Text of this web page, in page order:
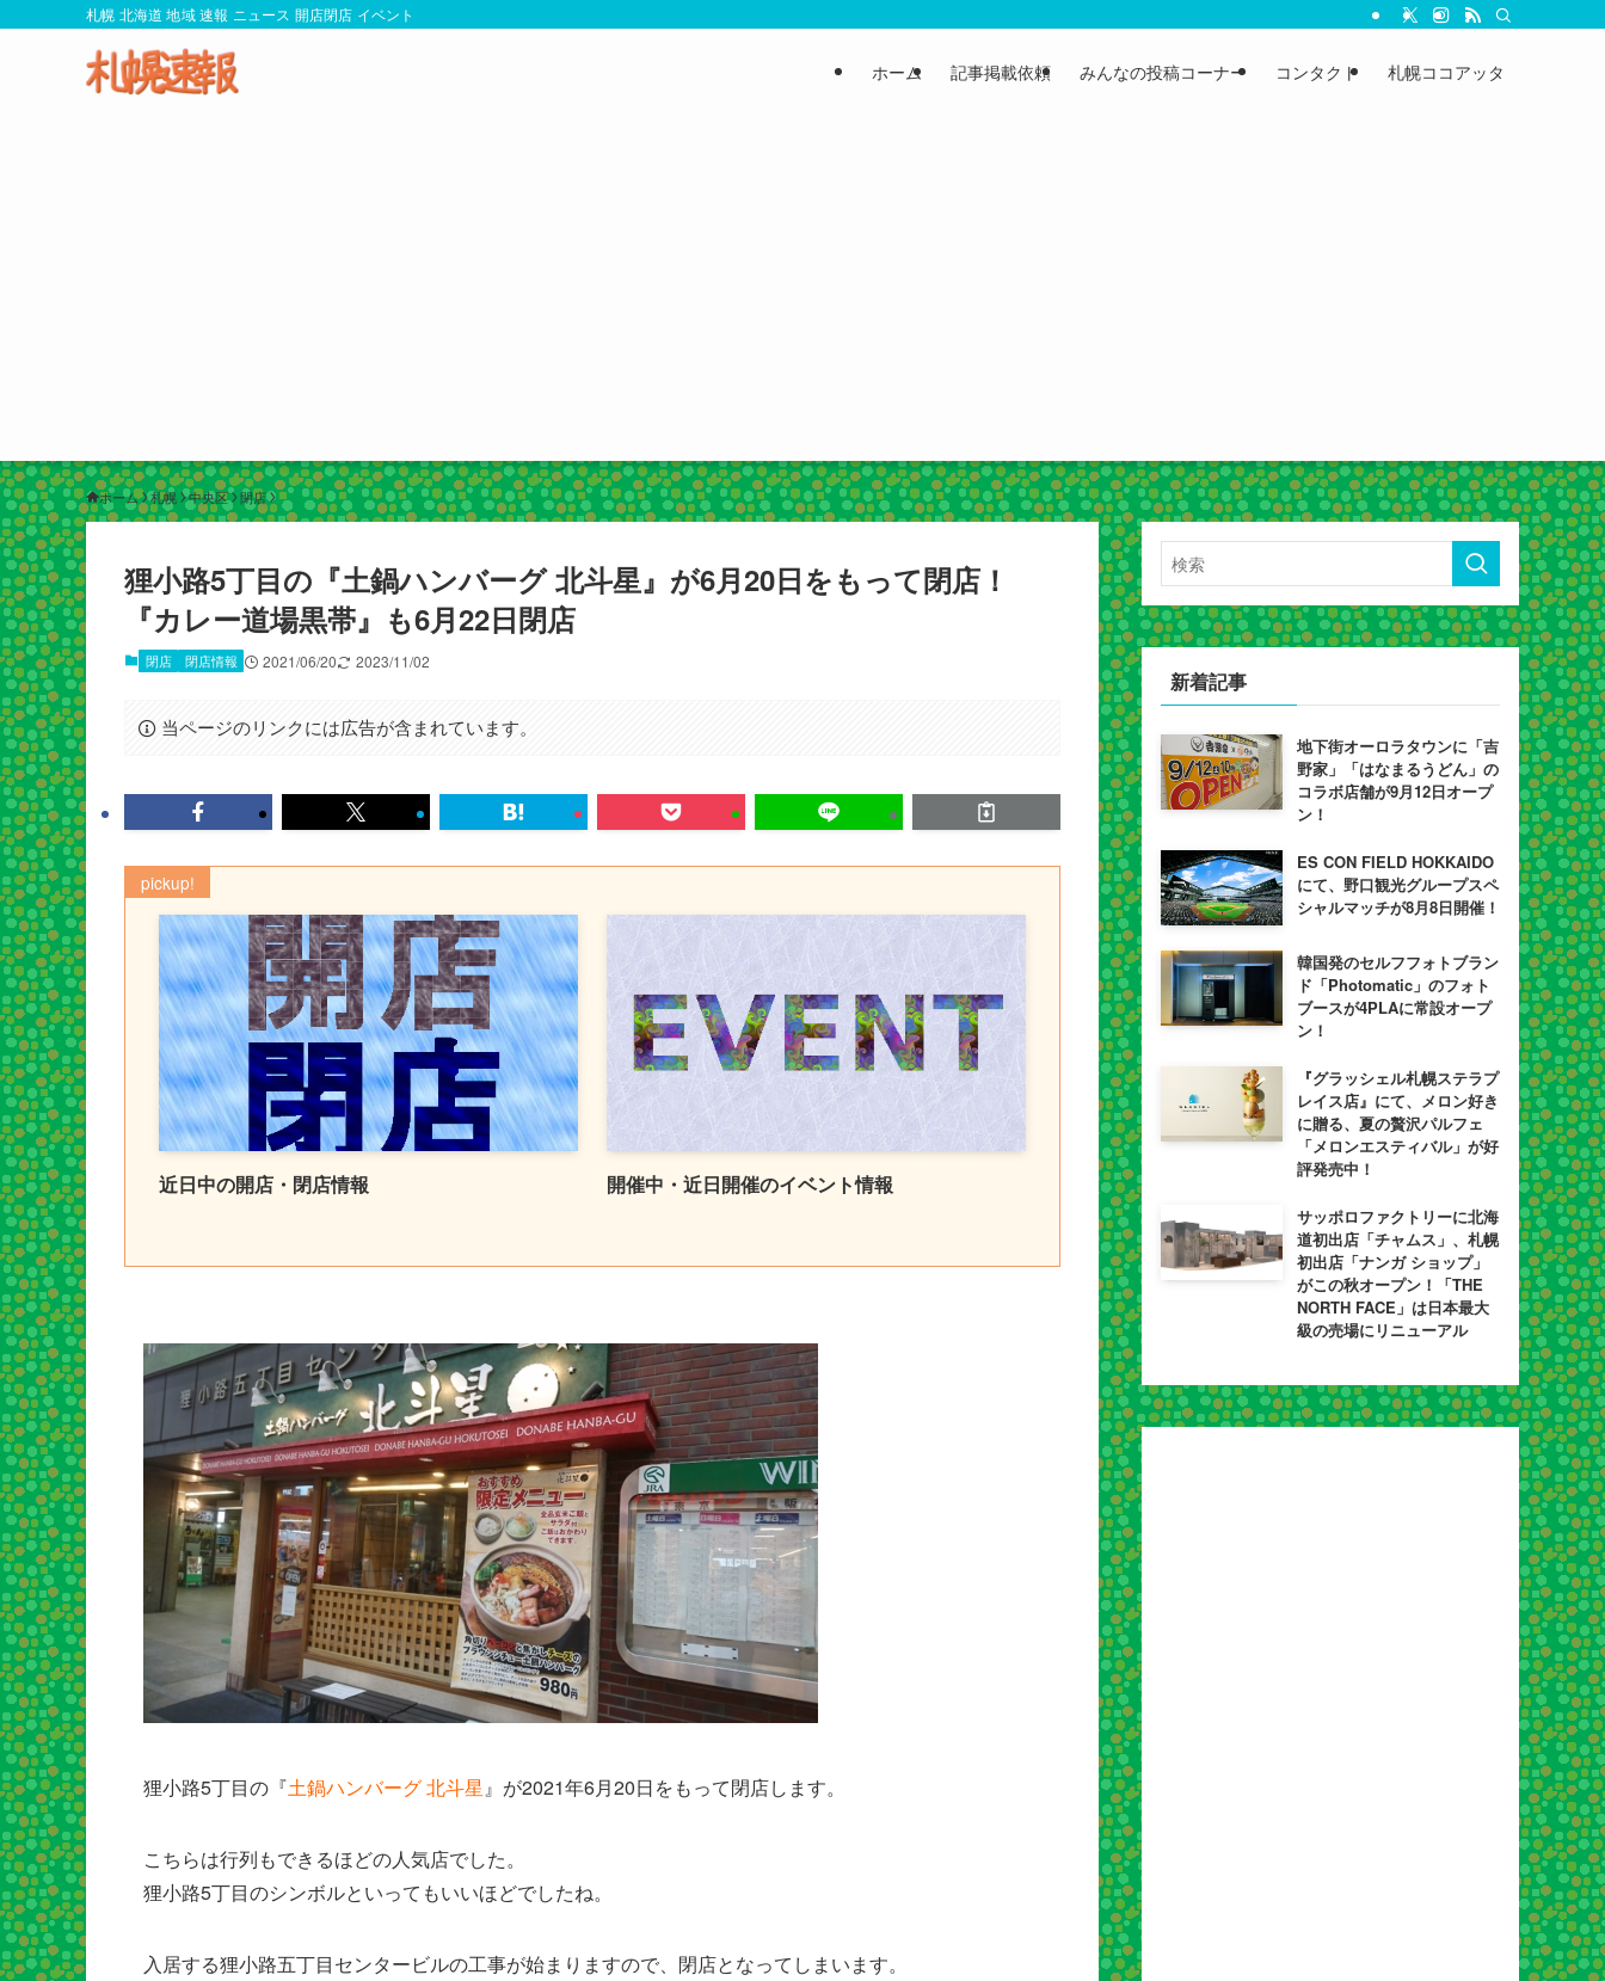
札幌 北海道 地域 速報 ニュース 開店閉店 イベント
ホーム 記事掲載依頼 みんなの投稿コーナー コンタクト 札幌ココアッタ
ホーム 札幌 中央区 閉店
狸小路5丁目の『土鍋ハンバーグ 北斗星』が6月20日をもって閉店！
『カレー道場黒帯』も6月22日閉店
閉店 閉店情報 2021/06/20 2023/11/02
当ページのリンクには広告が含まれています。
pickup!
近日中の開店・閉店情報 開催中・近日開催のイベント情報
狸小路5丁目の『土鍋ハンバーグ 北斗星』が2021年6月20日をもって閉店します。
こちらは行列もできるほどの人気店でした。
狸小路5丁目のシンボルといってもいいほどでしたね。
入居する狸小路五丁目センタービルの工事が始まりますので、閉店となってしまいます。
新着記事
地下街オーロラタウンに「吉
野家」「はなまるうどん」の
コラボ店舗が9月12日オープ
ン！
ES CON FIELD HOKKAIDO
にて、野口観光グループスペ
シャルマッチが8月8日開催！
韓国発のセルフフォトブラン
ド「Photomatic」のフォト
ブースが4PLAに常設オープ
ン！
『グラッシェル札幌ステラプ
レイス店』にて、メロン好き
に贈る、夏の贅沢パルフェ
「メロンエスティバル」が好
評発売中！
サッポロファクトリーに北海
道初出店「チャムス」、札幌
初出店「ナンガ ショップ」
がこの秋オープン！「THE
NORTH FACE」は日本最大
級の売場にリニューアル